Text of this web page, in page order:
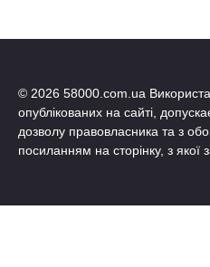
© 2026 58000.com.ua
опублікованих на сайті,
дозволу правовласника та з
посиланням на сторінку, з якої